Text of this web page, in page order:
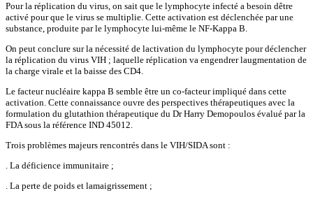
Pour la réplication du virus, on sait que le lymphocyte infecté a besoin dêtre
activé pour que le virus se multiplie. Cette activation est déclenchée par une
substance, produite par le lymphocyte lui-même le NF-Kappa B.
On peut conclure sur la nécessité de lactivation du lymphocyte pour déclencher
la réplication du virus VIH ; laquelle réplication va engendrer laugmentation de
la charge virale et la baisse des CD4.
Le facteur nucléaire kappa B semble être un co-facteur impliqué dans cette
activation. Cette connaissance ouvre des perspectives thérapeutiques avec la
formulation du glutathion thérapeutique du Dr Harry Demopoulos évalué par la
FDA sous la référence IND 45012.
Trois problèmes majeurs rencontrés dans le VIH/SIDA sont :
. La déficience immunitaire ;
. La perte de poids et lamaigrissement ;